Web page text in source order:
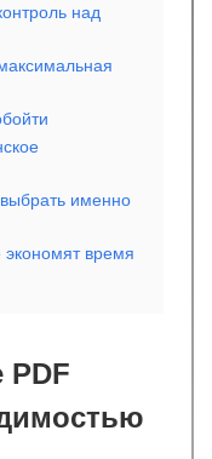
над
именно
экономят время
PDF